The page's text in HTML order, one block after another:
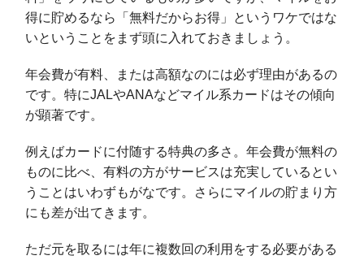
得に貯めるなら「無料だからお得」というワケではな
いということをまず頭に入れておきましょう。
年会費が有料、または高額なのには必ず理由があるの
です。特にJALやANAなどマイル系カードはその傾向
が顕著です。
例えばカードに付随する特典の多さ。年会費が無料の
ものに比べ、有料の方がサービスは充実しているとい
うことはいわずもがなです。さらにマイルの貯まり方
にも差が出てきます。
ただ元を取るには年に複数回の利用をする必要がある